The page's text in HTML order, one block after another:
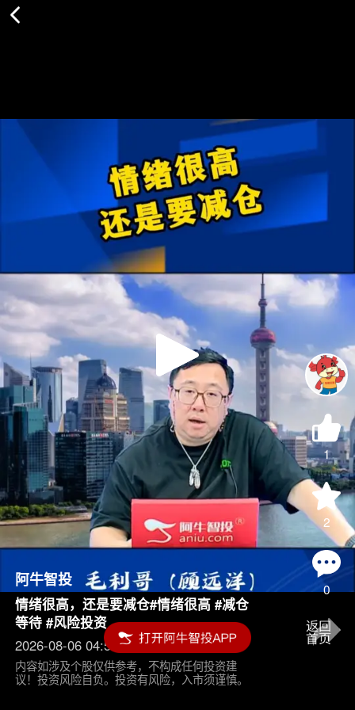
Play
Video
1
2
0
阿牛智投
情绪很高，还是要减仓#情绪很高 #减仓
等待 #风险投资
2026-08-06 04:55
内容如涉及个股仅供参考，不构成任何投资建
议！投资风险自负。投资有风险，入市须谨慎。